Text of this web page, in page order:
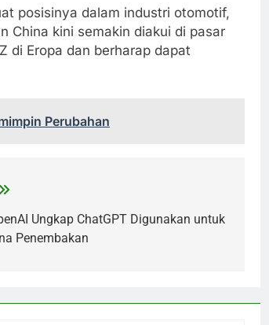
posisinya dalam industri otomotif,
China kini semakin diakui di pasar
di Eropa dan berharap dapat
Perubahan
Ungkap ChatGPT Digunakan untuk
Penembakan